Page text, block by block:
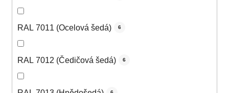
RAL 7011 (Ocelová šedá) 6
RAL 7012 (Čedičová šedá) 6